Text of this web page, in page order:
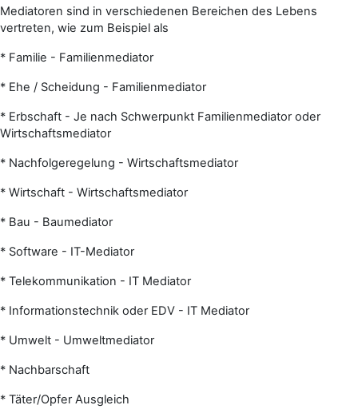
Mediatoren sind in verschiedenen Bereichen des Lebens
vertreten, wie zum Beispiel als
* Familie - Familienmediator
* Ehe / Scheidung - Familienmediator
* Erbschaft - Je nach Schwerpunkt Familienmediator oder
Wirtschaftsmediator
* Nachfolgeregelung - Wirtschaftsmediator
* Wirtschaft - Wirtschaftsmediator
* Bau - Baumediator
* Software - IT-Mediator
* Telekommunikation - IT Mediator
* Informationstechnik oder EDV - IT Mediator
* Umwelt - Umweltmediator
* Nachbarschaft
* Täter/Opfer Ausgleich